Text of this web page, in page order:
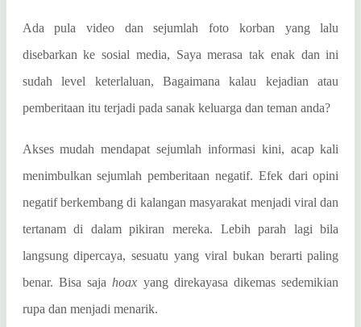
Ada pula video dan sejumlah foto korban yang lalu
disebarkan ke sosial media, Saya merasa tak enak dan ini
sudah level keterlaluan, Bagaimana kalau kejadian atau
pemberitaan itu terjadi pada sanak keluarga dan teman anda?
Akses mudah mendapat sejumlah informasi kini, acap kali
menimbulkan sejumlah pemberitaan negatif. Efek dari opini
negatif berkembang di kalangan masyarakat menjadi viral dan
tertanam di dalam pikiran mereka. Lebih parah lagi bila
langsung dipercaya, sesuatu yang viral bukan berarti paling
benar. Bisa sajahoax yang direkayasa dikemas sedemikian
rupa dan menjadi menarik.